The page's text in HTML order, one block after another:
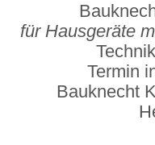
für Hausgeräte
Termin
Bauknecht